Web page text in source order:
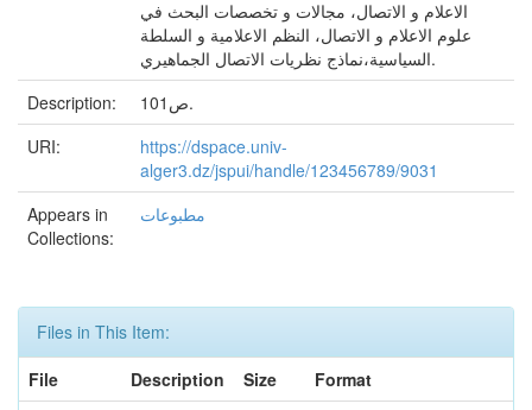
الاعلام و الاتصال، مجالات و تخصصات البحث في
علوم الاعلام و الاتصال، النظم الاعلامية و السلطة
السياسية،نماذج نظريات الاتصال الجماهيري.
Description:
101ص.
URI:
https://dspace.univ-
alger3.dz/jspui/handle/123456789/9031
Appears in
Collections:
مطبوعات
Files in This Item:
File
Description Size
Format